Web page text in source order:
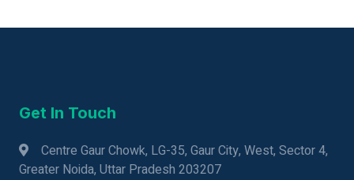
Get In Touch
Centre Gaur Chowk, LG-35, Gaur City, West, Sector 4,
Greater Noida, Uttar Pradesh 203207